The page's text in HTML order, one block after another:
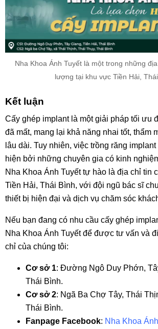
Nha Khoa Ánh Tuyết là một trong những
lượng tại khu vực Tiền Hải,
Kết luận
Cấy ghép implant là một giải pháp tối ưu
đã mất, mang lại khả năng nhai tốt, thẩm
lâu dài. Tuy nhiên, việc trồng răng
hiện bởi những chuyên gia có kinh
Nha Khoa Ánh Tuyết tự hào là địa chỉ tin
Tiền Hải, Thái Bình, với đội ngũ bác sĩ
thiết bị hiện đại và dịch vụ chăm sóc
Nếu bạn đang có nhu cầu cấy ghép
Nha Khoa Ánh Tuyết để được tư vấn và
chỉ của chúng tôi:
Cơ sở 1: Đường Ngô Duy Phớn,
Thái Bình.
Cơ sở 2: Ngã Ba Chợ Tây, Thái
Thái Bình.
Fanpage Facebook: Nha Khoa